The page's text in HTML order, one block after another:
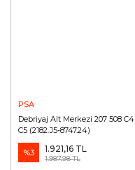
PSA
Debriyaj Alt Merkezi 207 508 C4
C5 (2182.J5-8747.24)
%3 1.921,16 TL
1.987,98 TL